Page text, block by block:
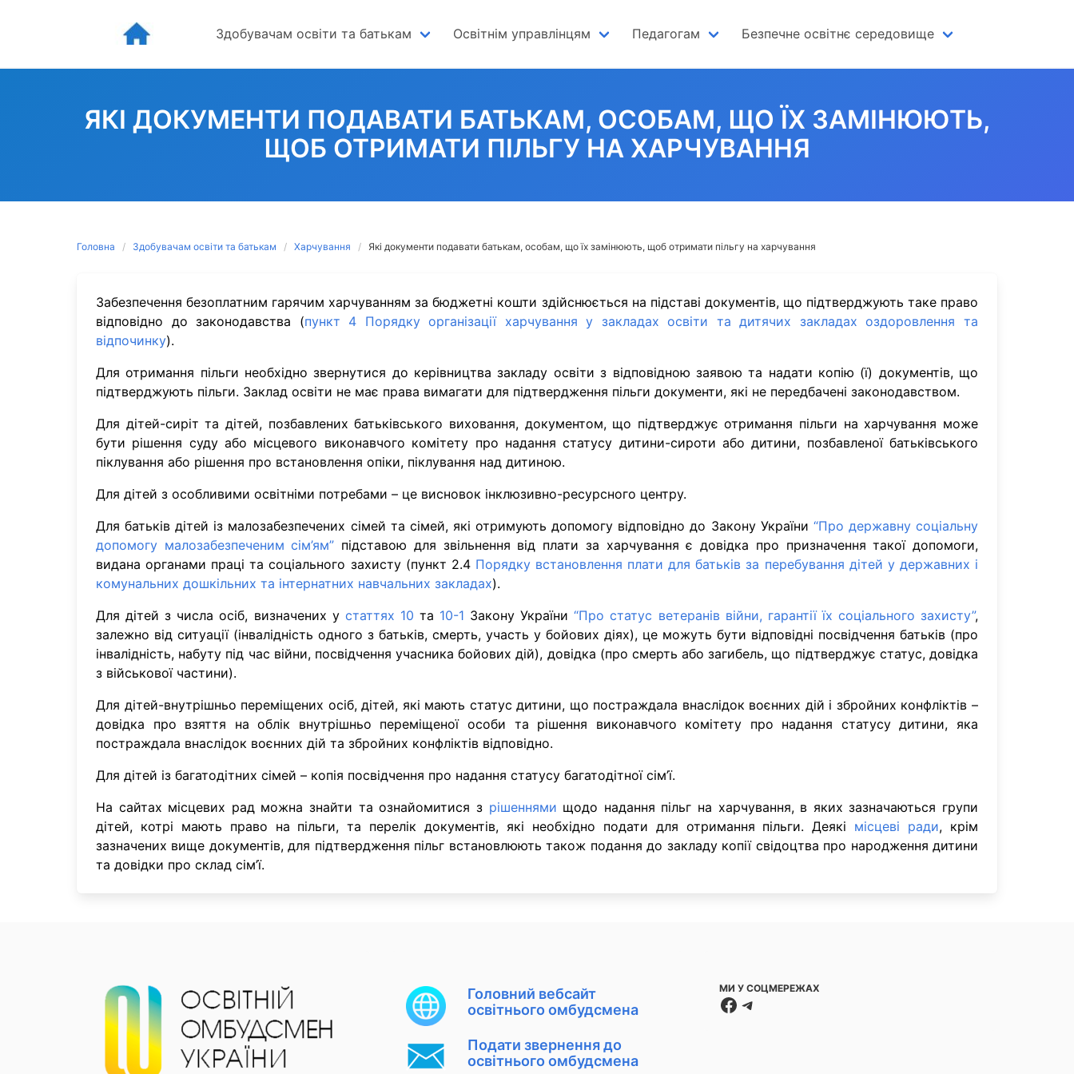
Здобувачам освіти та батькам Освітнім управлінцям Педагогам Безпечне освітнє середовище
ЯКІ ДОКУМЕНТИ ПОДАВАТИ БАТЬКАМ, ОСОБАМ, ЩО ЇХ ЗАМІНЮЮТЬ,
ЩОБ ОТРИМАТИ ПІЛЬГУ НА ХАРЧУВАННЯ
Головна Здобувачам освіти та батькам Харчування Які документи подавати батькам, особам, що їх замінюють, щоб отримати пільгу на харчування
Забезпечення безоплатним гарячим харчуванням за бюджетні кошти здійснюється на підставі документів, що підтверджують таке право
відповідно до законодавства (пункт 4 Порядку організації харчування у закладах освіти та дитячих закладах оздоровлення та
відпочинку).
Для отримання пільги необхідно звернутися до керівництва закладу освіти з відповідною заявою та надати копію (ї) документів, що
підтверджують пільги. Заклад освіти не має права вимагати для підтвердження пільги документи, які не передбачені законодавством.
Для дітей-сиріт та дітей, позбавлених батьківського виховання, документом, що підтверджує отримання пільги на харчування може
бути рішення суду або місцевого виконавчого комітету про надання статусу дитини-сироти або дитини, позбавленої батьківського
піклування або рішення про встановлення опіки, піклування над дитиною.
Для дітей з особливими освітніми потребами – це висновок інклюзивно-ресурсного центру.
Для батьків дітей із малозабезпечених сімей та сімей, які отримують допомогу відповідно до Закону України “Про державну соціальну
допомогу малозабезпеченим сім’ям” підставою для звільнення від плати за харчування є довідка про призначення такої допомоги,
видана органами праці та соціального захисту (пункт 2.4 Порядку встановлення плати для батьків за перебування дітей у державних і
комунальних дошкільних та інтернатних навчальних закладах).
Для дітей з числа осіб, визначених у статтях 10 та 10-1 Закону України “Про статус ветеранів війни, гарантії їх соціального захисту”,
залежно від ситуації (інвалідність одного з батьків, смерть, участь у бойових діях), це можуть бути відповідні посвідчення батьків (про
інвалідність, набуту під час війни, посвідчення учасника бойових дій), довідка (про смерть або загибель, що підтверджує статус, довідка
з військової частини).
Для дітей-внутрішньо переміщених осіб, дітей, які мають статус дитини, що постраждала внаслідок воєнних дій і збройних конфліктів –
довідка про взяття на облік внутрішньо переміщеної особи та рішення виконавчого комітету про надання статусу дитини, яка
постраждала внаслідок воєнних дій та збройних конфліктів відповідно.
Для дітей із багатодітних сімей – копія посвідчення про надання статусу багатодітної сім’ї.
На сайтах місцевих рад можна знайти та ознайомитися з рішеннями щодо надання пільг на харчування, в яких зазначаються групи
дітей, котрі мають право на пільги, та перелік документів, які необхідно подати для отримання пільги. Деякі місцеві ради, крім
зазначених вище документів, для підтвердження пільг встановлюють також подання до закладу копії свідоцтва про народження дитини
та довідки про склад сім’ї.
Головний вебсайт
освітнього омбудсмена
Подати звернення до
освітнього омбудсмена
МИ У СОЦМЕРЕЖАХ
Facebook
Telegram